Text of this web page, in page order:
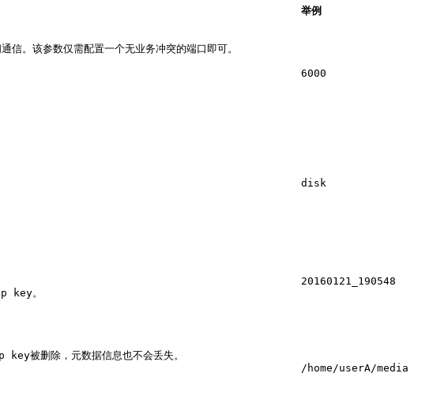
举例
。该参数仅需配置一个无业务冲突的端口即可。
6000
disk
key。
20160121_190548
被删除，元数据信息也不会丢失。
/home/userA/media